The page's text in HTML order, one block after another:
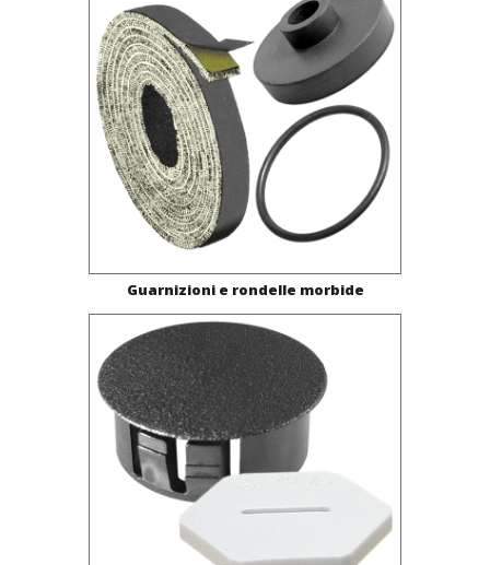
Guarnizioni e rondelle morbide